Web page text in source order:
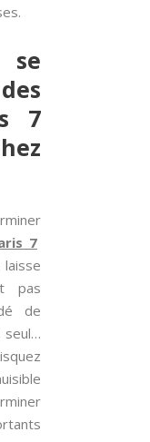
7
7
pas
de
seul…